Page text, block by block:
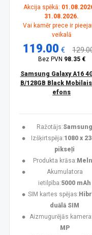
Akcija spēkā:
31.08.2026.
Vai kamēr prece ir
veikalā
119.00 €
Bez PVN 98.35 €
Samsung Galaxy A16
B/128GB Black Mobilais
efons
Ražotājs:Samsung
Izšķirtspēja:1080 x
pikseļi
Produkta krāsa:
Akumulatora
ietilpība:5000 mAh
SIM kartes spējas:
duālā SIM
Aizmugurējās kamera:
MP